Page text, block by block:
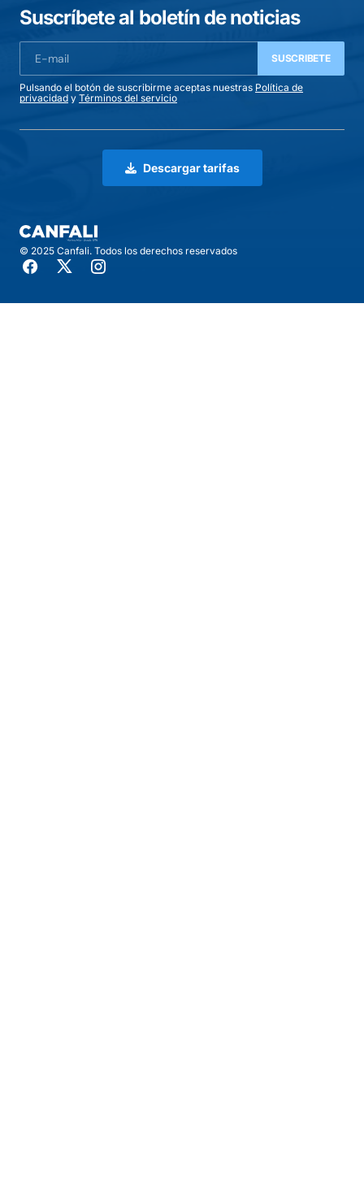
Suscríbete al boletín de noticias
SUSCRIBETE
Pulsando el botón de suscribirme aceptas nuestras Política de
privacidad y Términos del servicio
Descargar tarifas
© 2025 Canfali. Todos los derechos reservados